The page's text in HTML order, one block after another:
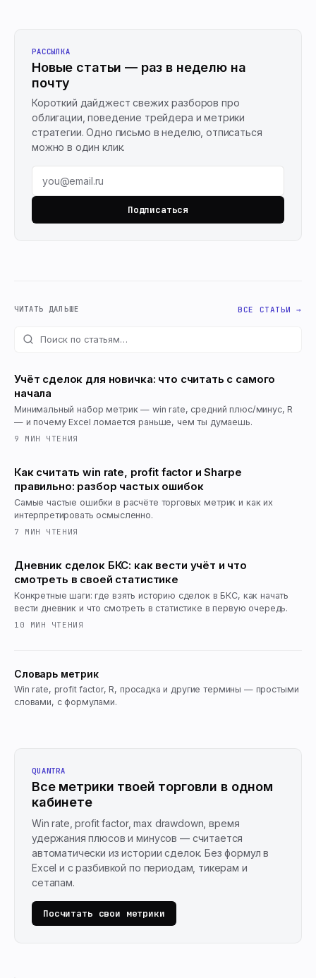
РАССЫЛКА
Новые статьи — раз в неделю на
почту
Короткий дайджест свежих разборов про
облигации, поведение трейдера и метрики
стратегии. Одно письмо в неделю, отписаться
можно в один клик.
Подписаться
ЧИТАТЬ ДАЛЬШЕ ВСЕ СТАТЬИ →
Учёт сделок для новичка: что считать с самого
начала
Минимальный набор метрик — win rate, средний плюс/минус, R
— и почему Excel ломается раньше, чем ты думаешь.
9 МИН ЧТЕНИЯ
Как считать win rate, profit factor и Sharpe
правильно: разбор частых ошибок
Самые частые ошибки в расчёте торговых метрик и как их
интерпретировать осмысленно.
7 МИН ЧТЕНИЯ
Дневник сделок БКС: как вести учёт и что
смотреть в своей статистике
Конкретные шаги: где взять историю сделок в БКС, как начать
вести дневник и что смотреть в статистике в первую очередь.
10 МИН ЧТЕНИЯ
Словарь метрик
Win rate, profit factor, R, просадка и другие термины — простыми
словами, с формулами.
QUANTRA
Все метрики твоей торговли в одном
кабинете
Win rate, profit factor, max drawdown, время
удержания плюсов и минусов — считается
автоматически из истории сделок. Без формул в
Excel и с разбивкой по периодам, тикерам и
сетапам.
Посчитать свои метрики